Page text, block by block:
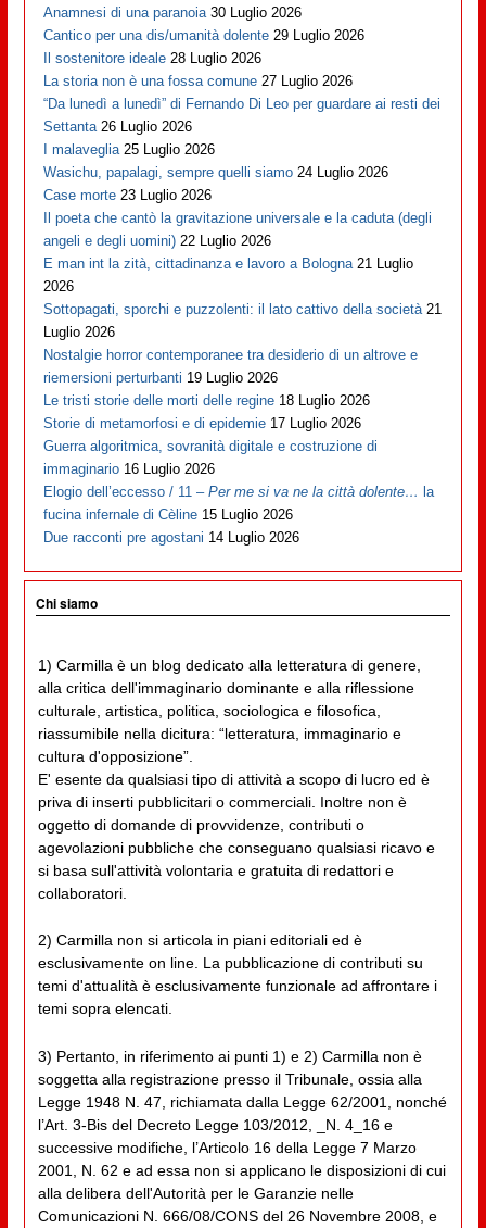
Anamnesi di una paranoia 30 Luglio 2026
Cantico per una dis/umanità dolente 29 Luglio 2026
Il sostenitore ideale 28 Luglio 2026
La storia non è una fossa comune 27 Luglio 2026
“Da lunedì a lunedì” di Fernando Di Leo per guardare ai resti dei
Settanta 26 Luglio 2026
I malaveglia 25 Luglio 2026
Wasichu, papalagi, sempre quelli siamo 24 Luglio 2026
Case morte 23 Luglio 2026
Il poeta che cantò la gravitazione universale e la caduta (degli
angeli e degli uomini) 22 Luglio 2026
E man int la zità, cittadinanza e lavoro a Bologna 21 Luglio
2026
Sottopagati, sporchi e puzzolenti: il lato cattivo della società 21
Luglio 2026
Nostalgie horror contemporanee tra desiderio di un altrove e
riemersioni perturbanti 19 Luglio 2026
Le tristi storie delle morti delle regine 18 Luglio 2026
Storie di metamorfosi e di epidemie 17 Luglio 2026
Guerra algoritmica, sovranità digitale e costruzione di
immaginario 16 Luglio 2026
Elogio dell’eccesso / 11 –Per me si va ne la città dolente… la
fucina infernale di Cèline 15 Luglio 2026
Due racconti pre agostani 14 Luglio 2026
Chi siamo
1) Carmilla è un blog dedicato alla letteratura di genere,
alla critica dell'immaginario dominante e alla riflessione
culturale, artistica, politica, sociologica e filosofica,
riassumibile nella dicitura: “letteratura, immaginario e
cultura d'opposizione”.
E' esente da qualsiasi tipo di attività a scopo di lucro ed è
priva di inserti pubblicitari o commerciali. Inoltre non è
oggetto di domande di provvidenze, contributi o
agevolazioni pubbliche che conseguano qualsiasi ricavo e
si basa sull'attività volontaria e gratuita di redattori e
collaboratori.
2) Carmilla non si articola in piani editoriali ed è
esclusivamente on line. La pubblicazione di contributi su
temi d'attualità è esclusivamente funzionale ad affrontare i
temi sopra elencati.
3) Pertanto, in riferimento ai punti 1) e 2) Carmilla non è
soggetta alla registrazione presso il Tribunale, ossia alla
Legge 1948 N. 47, richiamata dalla Legge 62/2001, nonché
l’Art. 3-Bis del Decreto Legge 103/2012, _N. 4_16 e
successive modifiche, l’Articolo 16 della Legge 7 Marzo
2001, N. 62 e ad essa non si applicano le disposizioni di cui
alla delibera dell'Autorità per le Garanzie nelle
Comunicazioni N. 666/08/CONS del 26 Novembre 2008, e